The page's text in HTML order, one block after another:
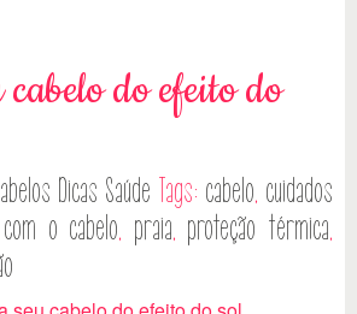
do efeito do
Dicas Saúde Tags: cabelo, cuidados
o cabelo, praia, proteção térmica,